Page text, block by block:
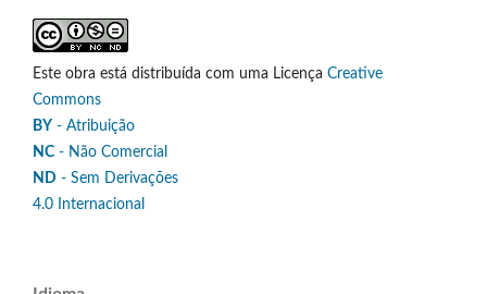
Este obra está distribuída com uma Licença Creative
Commons
BY - Atribuição
NC - Não Comercial
ND - Sem Derivações
4.0 Internacional